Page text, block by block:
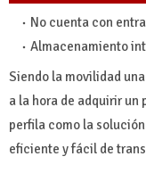
No cuenta con
Almacenamiento
Siendo la movilidad
a la hora de adquirir un
perfila como la
eficiente y fácil de